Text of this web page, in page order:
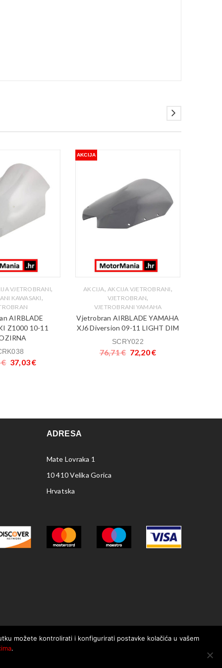
VJETROBRANI,
KAWASAKI,
AIRBLADE
Z1000 10-11
€ 37,03€
AKCIJA
AKCIJA, AKCIJA VJETROBRANI,
VJETROBRAN,
VJETROBRANI YAMAHA
Vjetrobran AIRBLADE YAMAHA
XJ6 Diversion 09-11 LIGHT DIM
SCRY022
76,71€ 72,20€
ADRESA
Mate Lovraka 1
10 410 Velika Gorica
Hrvatska
možete kontrolirati i konfigurirati postavke kolačića u vašem
.